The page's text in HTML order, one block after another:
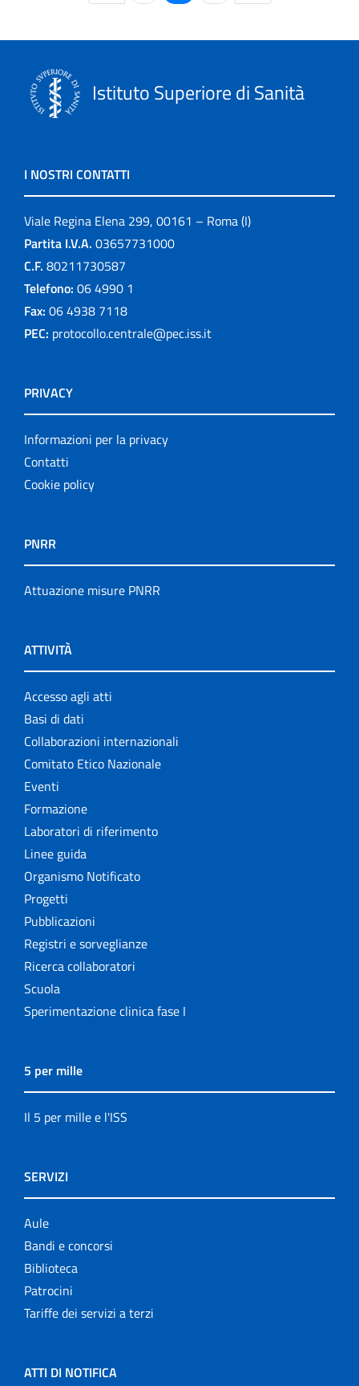
Istituto Superiore di Sanità
I NOSTRI CONTATTI
Viale Regina Elena 299, 00161 – Roma (I)
Partita I.V.A. 03657731000
C.F. 80211730587
Telefono: 06 4990 1
Fax: 06 4938 7118
PEC: protocollo.centrale@pec.iss.it
PRIVACY
Informazioni per la privacy
Contatti
Cookie policy
PNRR
Attuazione misure PNRR
ATTIVITÀ
Accesso agli atti
Basi di dati
Collaborazioni internazionali
Comitato Etico Nazionale
Eventi
Formazione
Laboratori di riferimento
Linee guida
Organismo Notificato
Progetti
Pubblicazioni
Registri e sorveglianze
Ricerca collaboratori
Scuola
Sperimentazione clinica fase I
5 per mille
Il 5 per mille e l'ISS
SERVIZI
Aule
Bandi e concorsi
Biblioteca
Patrocini
Tariffe dei servizi a terzi
ATTI DI NOTIFICA